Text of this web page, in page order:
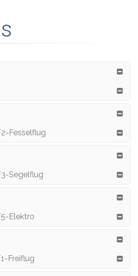
Fesselflug
Segelflug
Elektro
Freiflug